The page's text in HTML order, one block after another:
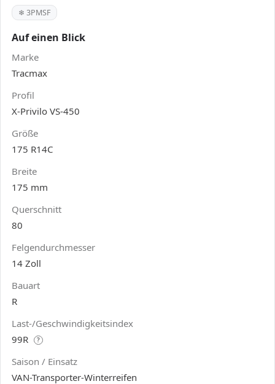
❄ 3PMSF
Auf einen Blick
Marke
Tracmax
Profil
X-Privilo VS-450
Größe
175 R14C
Breite
175 mm
Querschnitt
80
Felgendurchmesser
14 Zoll
Bauart
R
Last-/Geschwindigkeitsindex
99R
?
Saison / Einsatz
VAN-Transporter-Winterreifen